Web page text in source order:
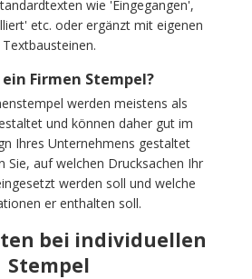
wie 'Eingegangen',
etc. oder ergänzt mit eigenen
Textbausteinen.
Firmen Stempel?
werden meistens als
und können daher gut im
Ihres Unternehmens gestaltet
Sie, auf welchen Drucksachen Ihr
werden soll und welche
er enthalten soll.
bei individuellen
Stempel